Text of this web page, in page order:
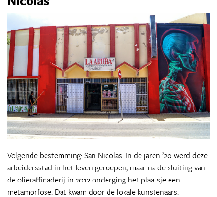
Volgende bestemming: San Nicolas. In de jaren ’20 werd deze
arbeidersstad in het leven geroepen, maar na de sluiting van
de olieraffinaderij in 2012 onderging het plaatsje een
metamorfose. Dat kwam door de lokale kunstenaars.